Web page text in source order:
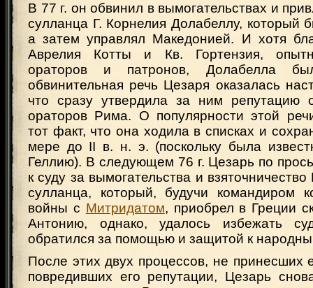
В 77 г. он обвинил в вымогательствах и
сулланца Г. Корнелия Долабеллу, который
а затем управлял Македонией. И хотя
Аврелия Котты и Кв. Гортензия,
ораторов и патронов, Долабелла
обвинительная речь Цезаря оказалась
что сразу утвердила за ним репутацию
ораторов Рима. О популярности этой
тот факт, что она ходила в списках и
мере до II в. н. э. (поскольку была
Геллию). В следующем 76 г. Цезарь по
к суду за вымогательства и
сулланца, который, будучи командиром
войны с Митридатом, приобрел в Греции
Антонию, однако, удалось избежать
обратился за помощью и защитой к
После этих двух процессов, не принесших
повредивших его репутации, Цезарь